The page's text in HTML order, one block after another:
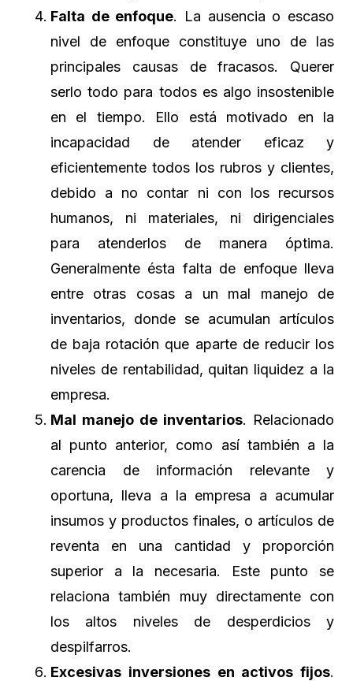
Falta de enfoque. La ausencia o escaso
nivel de enfoque constituye uno de las
principales causas de fracasos. Querer
serlo todo para todos es algo insostenible
en el tiempo. Ello está motivado en la
incapacidad de atender eficaz y
eficientemente todos los rubros y clientes,
debido a no contar ni con los recursos
humanos, ni materiales, ni dirigenciales
para atenderlos de manera óptima.
Generalmente ésta falta de enfoque lleva
entre otras cosas a un mal manejo de
inventarios, donde se acumulan artículos
de baja rotación que aparte de reducir los
niveles de rentabilidad, quitan liquidez a la
empresa.
Mal manejo de inventarios. Relacionado
al punto anterior, como así también a la
carencia de información relevante y
oportuna, lleva a la empresa a acumular
insumos y productos finales, o artículos de
reventa en una cantidad y proporción
superior a la necesaria. Este punto se
relaciona también muy directamente con
los altos niveles de desperdicios y
despilfarros.
Excesivas inversiones en activos fijos.